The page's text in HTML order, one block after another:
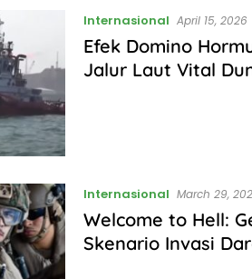
Internasional April 15, 2026
Efek Domino
Jalur Laut Vital
Internasional March 29,
Welcome to Hell:
Skenario Invasi